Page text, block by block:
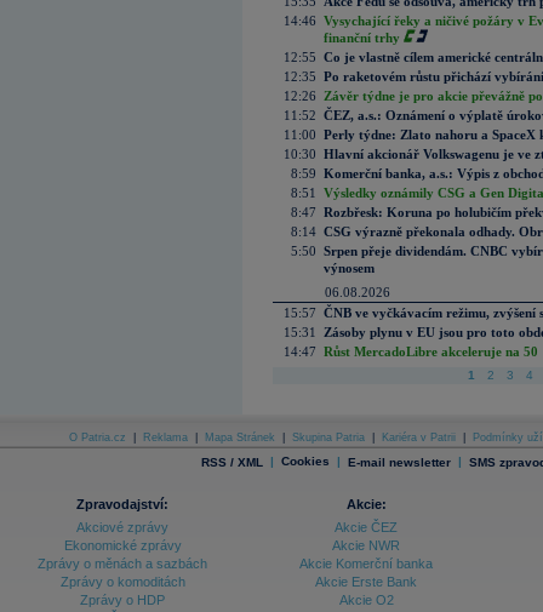
14:46 Vysychající řeky a ničivé požáry v
finanční trhy
12:55 Co je vlastně cílem americké
12:35 Po raketovém růstu přichází
12:26
Závěr týdne je pro akcie převážně
11:52 ČEZ, a.s.: Oznámení o výplatě
11:00 Perly týdne: Zlato nahoru a SpaceX
10:30 Hlavní akcionář Volkswagenu je ve
8:59 Komerční banka, a.s.: Výpis z
8:51
Výsledky oznámily CSG a Gen
8:47 Rozbřesk: Koruna po holubičím
8:14 CSG výrazně překonala odhady.
5:50 Srpen přeje dividendám. CNBC
výnosem
06.08.2026
15:57 ČNB ve vyčkávacím režimu, zvýšení
15:31
Zásoby plynu v EU jsou pro toto
14:47 Růst MercadoLibre akceleruje na
1 2 3 4
O Patria.cz Reklama Mapa Stránek Skupina Patria Kariéra v Patrii Podmínky
RSS / XML | Cookies | E-mail newsletter | SMS
Zpravodajství:
Akciové zprávy
Ekonomické zprávy
Zprávy o měnách a sazbách
Zprávy o komoditách
Zprávy o HDP
Akcie:
Akcie ČEZ
Akcie NWR
Akcie Komerční banka
Akcie Erste Bank
Akcie O2